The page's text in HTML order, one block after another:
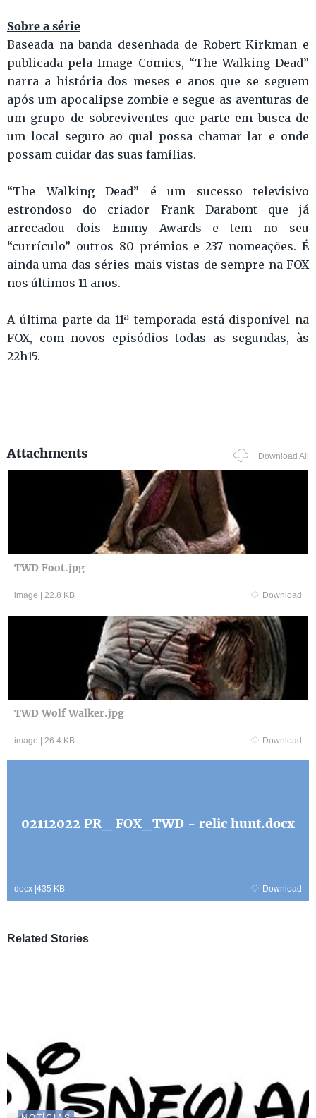
Sobre a série
Baseada na banda desenhada de Robert Kirkman e
publicada pela Image Comics, “The Walking Dead”
narra a história dos meses e anos que se seguem
após um apocalipse zombie e segue as aventuras de
um grupo de sobreviventes que parte em busca de
um local seguro ao qual possa chamar lar e onde
possam cuidar das suas famílias.
“The Walking Dead” é um sucesso televisivo
estrondoso do criador Frank Darabont que já
arrecadou dois Emmy Awards e tem no seu
“currículo” outros 80 prémios e 237 nomeações. É
ainda uma das séries mais vistas de sempre na FOX
nos últimos 11 anos.
A última parte da 11ª temporada está disponível na
FOX, com novos episódios todas as segundas, às
22h15.
Attachments Download All
TWD Foot.jpg
image 22.8 KB Download
TWD Wolf Walker.jpg
image 26.4 KB Download
02112022 PR_ FOX_TWD - relic hunt.docx
docx 435 KB Download
Related Stories